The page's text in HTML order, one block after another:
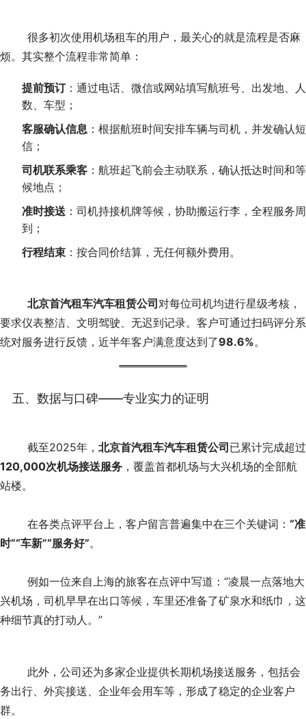
烦。其实整个流程非常简单：
提前预订：通过电话、微信或网站填写航班号、出发地、人
数、车型；
客服确认信息 ：根据航班时间安排车辆与司机，并发确认短
信；
司机联系乘客 ：航班起飞前会主动联系，确认抵达时间和等
候地点；
准时接送 ：司机持接机牌等候，协助搬运行李，全程服务周
到；
行程结束 ：按合同价结算，无任何额外费用。
北京首汽租车汽车租赁公司 对每位司机均进行星级考核，
要求仪表整洁、文明驾驶、无迟到记录。客户可通过扫码评分系
统对服务进行反馈，近半年客户满意度达到了98.6%。
五、数据与口碑——专业实力的证明
	截至2025年，
北京首汽租车汽车租赁公司 已累计完成超过
120,000次机场接送服务 ，覆盖首都机场与大兴机场的全部航
站楼。
	在各类点评平台上，客户留言普遍集中在三个关键词：
“准
时”“车新”“服务好”。
兴机场，司机早早在出口等候，车里还准备了矿泉水和纸巾，这
种细节真的打动人。”
务出行、外宾接送、企业年会用车等，形成了稳定的企业客户
群。